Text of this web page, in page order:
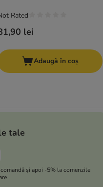
lei
Rated
Adaugă în coș
tale
și apoi -5% la comenzile